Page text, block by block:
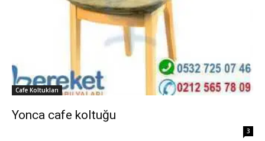
Cafe Koltukları
Yonca cafe koltuğu
3